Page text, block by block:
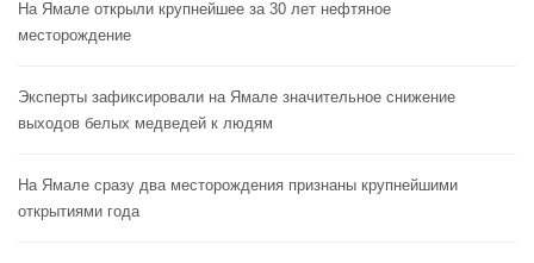
На Ямале открыли крупнейшее за 30 лет нефтяное
месторождение
Эксперты зафиксировали на Ямале значительное снижение
выходов белых медведей к людям
На Ямале сразу два месторождения признаны крупнейшими
открытиями года